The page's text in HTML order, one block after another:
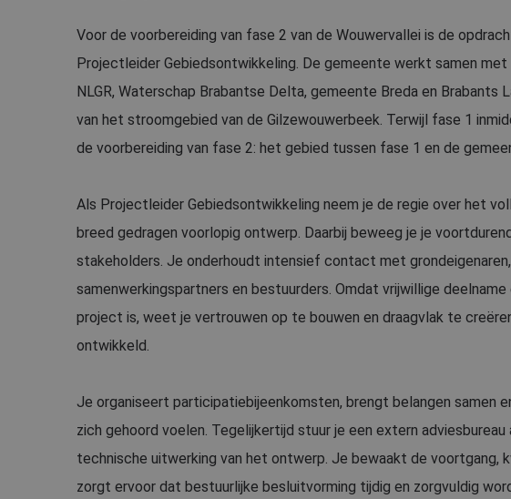
Voor de voorbereiding van fase 2 van de Wouwervallei is de
Projectleider Gebiedsontwikkeling. De gemeente werkt samen
NLGR, Waterschap Brabantse Delta, gemeente Breda en Brabants
van het stroomgebied van de Gilzewouwerbeek. Terwijl fase 1
de voorbereiding van fase 2: het gebied tussen fase 1 en de
Als Projectleider Gebiedsontwikkeling neem je de regie over het
breed gedragen voorlopig ontwerp. Daarbij beweeg je je
stakeholders. Je onderhoudt intensief contact met
samenwerkingspartners en bestuurders. Omdat vrijwillige
project is, weet je vertrouwen op te bouwen en draagvlak te
ontwikkeld.
Je organiseert participatiebijeenkomsten, brengt belangen samen
zich gehoord voelen. Tegelijkertijd stuur je een extern
technische uitwerking van het ontwerp. Je bewaakt de voortgang,
zorgt ervoor dat bestuurlijke besluitvorming tijdig en zorgvuldig